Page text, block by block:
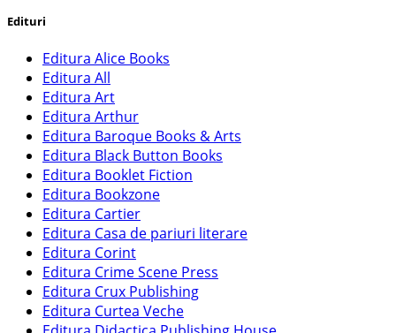
Edituri
Editura Alice Books
Editura All
Editura Art
Editura Arthur
Editura Baroque Books & Arts
Editura Black Button Books
Editura Booklet Fiction
Editura Bookzone
Editura Cartier
Editura Casa de pariuri literare
Editura Corint
Editura Crime Scene Press
Editura Crux Publishing
Editura Curtea Veche